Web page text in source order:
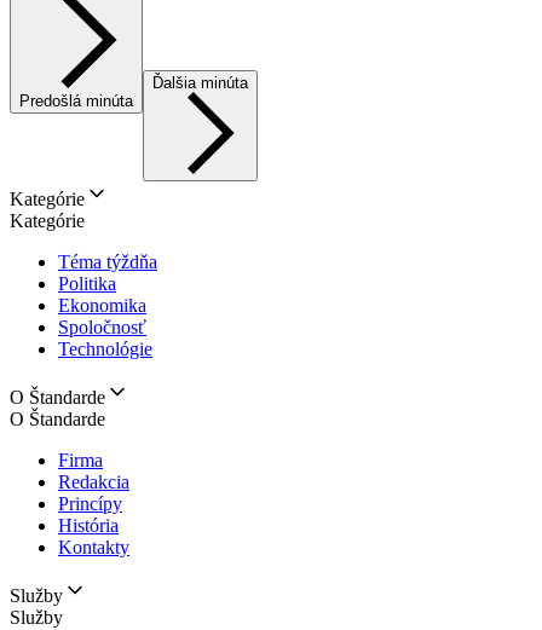
Predošlá minúta
Ďalšia minúta
Kategórie
Kategórie
Téma týždňa
Politika
Ekonomika
Spoločnosť
Technológie
O Štandarde
O Štandarde
Firma
Redakcia
Princípy
História
Kontakty
Služby
Služby